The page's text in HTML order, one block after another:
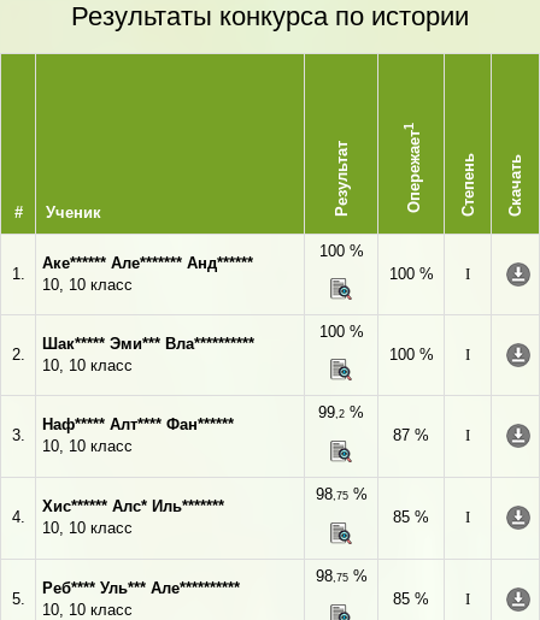
Результаты конкурса по истории
# Ученик Результат Опережает
1
Степень Скачать
1.
Аке****** Але******* Анд******
10, 10 класс
100 %
100 %
I
2.
Шак***** Эми*** Вла**********
10, 10 класс
100 %
100 %
I
3.
Наф***** Алт**** Фан******
10, 10 класс
99,2 %
87 %
I
4.
Хис****** Алс* Иль*******
10, 10 класс
98,75%
85 %
I
5.
Реб**** Уль*** Але**********
10, 10 класс
98,75%
85 %
I